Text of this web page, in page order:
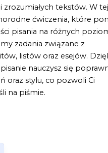
tekstów. W tej
ćwiczenia, które
pisania na różnych
zadania związane z
listów oraz esejów.
nauczysz się
oraz stylu, co pozwoli Ci
na piśmie.